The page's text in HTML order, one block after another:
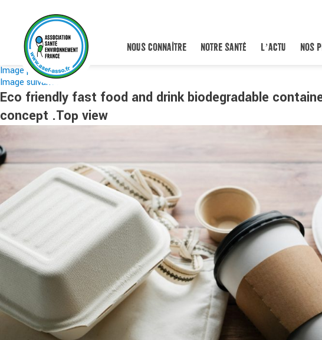
NOUS CONNAÎTRE NOTRE SANTÉ L’ACTU NOS
Image précédente
Image suivante
Eco friendly fast food and drink biodegradable
concept .Top view